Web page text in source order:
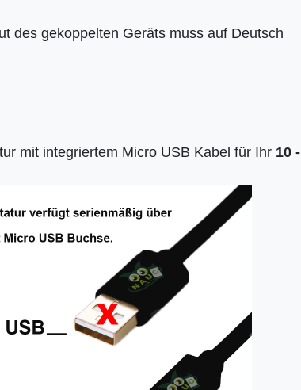
des gekoppelten Geräts muss auf Deutsch
mit integriertem Micro USB Kabel für Ihr 10 -